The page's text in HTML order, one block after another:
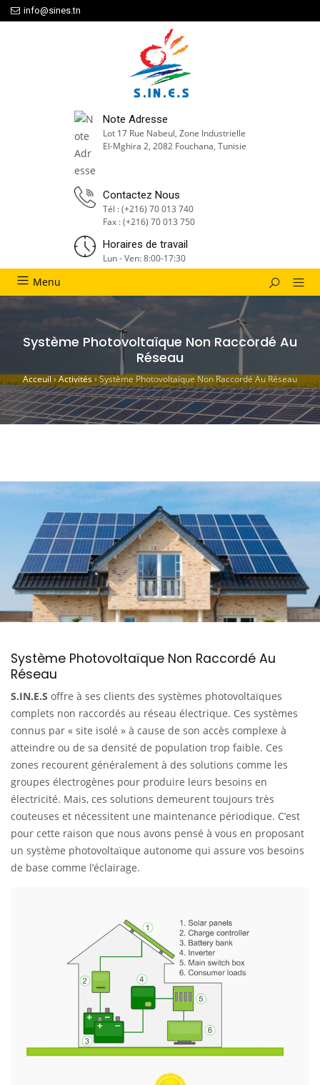
info@sines.tn
Note Adresse
Lot 17 Rue Nabeul, Zone Industrielle
El-Mghira 2, 2082 Fouchana, Tunisie
Contactez Nous
Tél : (+216) 70 013 740
Fax : (+216) 70 013 750
Horaires de travail
Lun - Ven: 8:00-17:30
Menu
Système Photovoltaïque Non Raccordé Au
Réseau
Acceuil›Activités›Système Photovoltaïque Non Raccordé Au Réseau
Système Photovoltaïque Non Raccordé Au
Réseau
S.IN.E.S offre à ses clients des systèmes photovoltaïques
complets non raccordés au réseau électrique. Ces systèmes
connus par « site isolé » à cause de son accès complexe à
atteindre ou de sa densité de population trop faible. Ces
zones recourent généralement à des solutions comme les
groupes électrogènes pour produire leurs besoins en
électricité. Mais, ces solutions demeurent toujours très
couteuses et nécessitent une maintenance périodique. C’est
pour cette raison que nous avons pensé à vous en proposant
un système photovoltaïque autonome qui assure vos besoins
de base comme l’éclairage.